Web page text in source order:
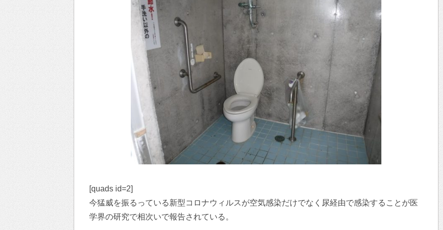
[quads id=2]
今猛威を振るっている新型コロナウィルスが空気感染だけでなく尿経由で感染することが医
学界の研究で相次いで報告されている。